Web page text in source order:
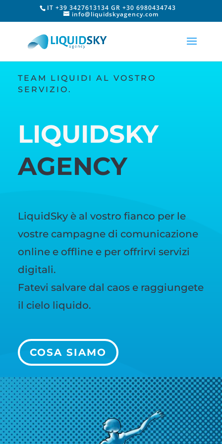
IT +39 3427613134 GR +30 6980434743
info@liquidskyagency.com
TEAM LIQUIDI AL VOSTRO
SERVIZIO.
LIQUIDSKY
AGENCY
LiquidSky è al vostro fianco per le
vostre campagne di comunicazione
online e offline e per offrirvi servizi
digitali.
Fatevi salvare dal caos e raggiungete
il cielo liquido.
COSA SIAMO